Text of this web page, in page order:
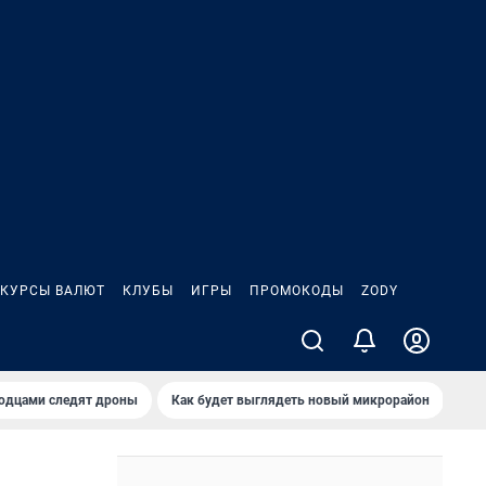
КУРСЫ ВАЛЮТ КЛУБЫ ИГРЫ ПРОМОКОДЫ ZODY
следят дроны Как будет выглядеть новый микрорайон